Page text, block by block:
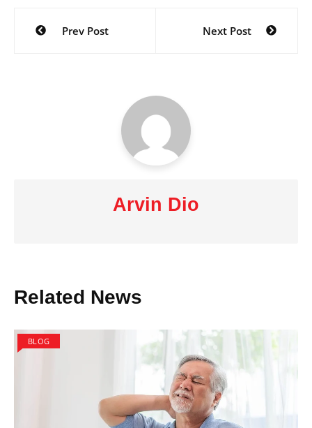
navigation
Prev Post Next Post
Arvin Dio
Related News
BLOG